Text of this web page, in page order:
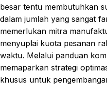
besar tentu membutuhkan
dalam jumlah yang sangat
memerlukan mitra
menyuplai kuota pesanan
waktu. Melalui panduan
memaparkan strategi
khusus untuk